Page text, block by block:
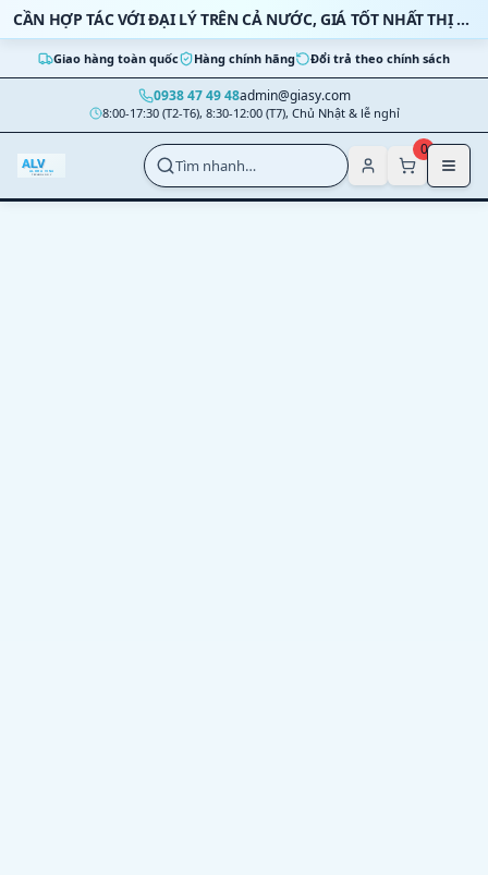
Bỏ qua nội dung CẦN HỢP TÁC VỚI ĐẠI LÝ TRÊN CẢ NƯỚC, GIÁ TỐT NHẤT THỊ TRƯỜNG
Giao hàng toàn quốc Hàng chính hãng Đổi trả theo chính sách
0938 47 49 48admin@giasy.com
8:00-17:30 (T2-T6), 8:30-12:00 (T7), Chủ Nhật & lễ nghỉ
Nhảy tới nội dung chính
Tìm nhanh…
0